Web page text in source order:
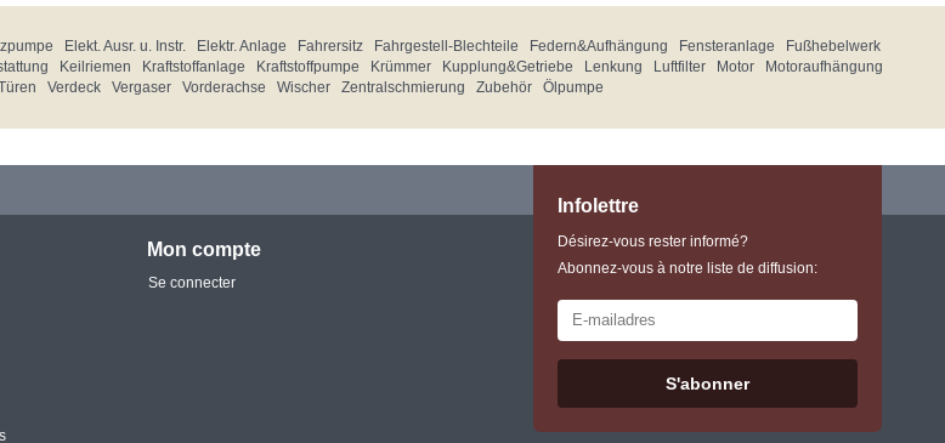
Elekt. Ausr. u. Instr. Elektr. Anlage Fahrersitz Fahrgestell-Blechteile Federn&Aufhängung Fensteranlage
Fußhebelwerk
Keilriemen Kraftstoffanlage Kraftstoffpumpe Krümmer Kupplung&Getriebe Lenkung Luftfilter Motor
Motoraufhängung
Verdeck Vergaser Vorderachse Wischer Zentralschmierung Zubehör Ölpumpe
Mon compte
Se connecter
Infolettre
Désirez-vous rester informé?
Abonnez-vous à notre liste de diffusion:
S'abonner